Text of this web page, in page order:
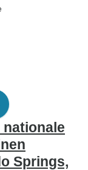
nationale
Springs,